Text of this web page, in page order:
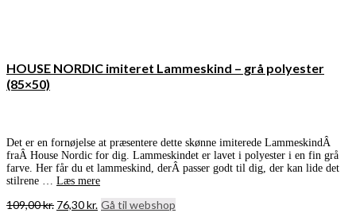
HOUSE NORDIC imiteret Lammeskind – grå polyester
(85×50)
Det er en fornøjelse at præsentere dette skønne imiterede LammeskindÂ
fraÂ House Nordic for dig. Lammeskindet er lavet i polyester i en fin grå
farve. Her får du et lammeskind, derÂ passer godt til dig, der kan lide det
stilrene … Læs mere
109,00kr. Den
76,30kr. Den
Gå til webshop